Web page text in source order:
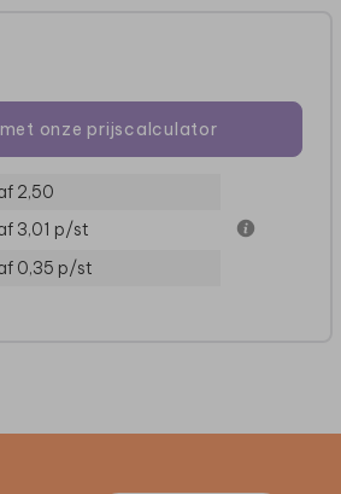
UITNODIGING
met onze prijscalculator
2,50
3,01 p/st
0,35 p/st